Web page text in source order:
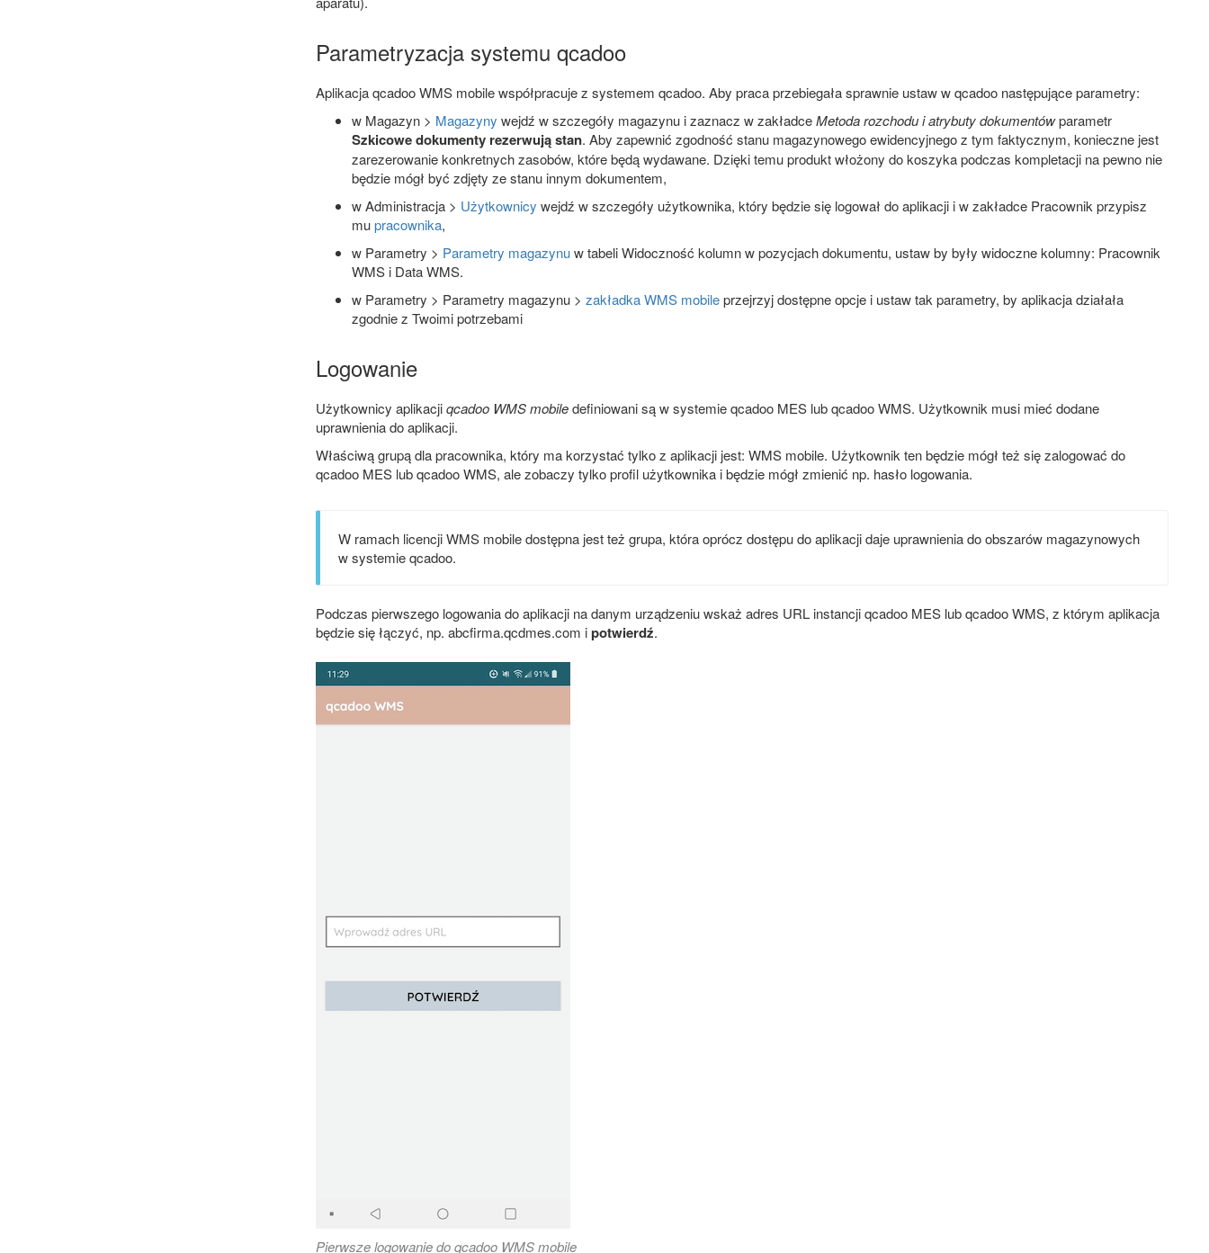
Parametryzacja systemu qcadoo
Aplikacja qcadoo WMS mobile współpracuje z systemem qcadoo. Aby praca przebiegała sprawnie ustaw w qcadoo następujące parametry:
w Magazyn > Magazyny wejdź w szczegóły magazynu i zaznacz w zakładceMetoda rozchodu i atrybuty dokumentówparametr
Szkicowe dokumenty rezerwują stan. Aby zapewnić zgodność stanu magazynowego ewidencyjnego z tym faktycznym, konieczne jest
zarezerowanie konkretnych zasobów, które będą wydawane. Dzięki temu produkt włożony do koszyka podczas kompletacji na pewno nie
będzie mógł być zdjęty ze stanu innym dokumentem,
w Administracja > Użytkownicy wejdź w szczegóły użytkownika, który będzie się logował do aplikacji i w zakładce Pracownik przypisz
mupracownika,
w Parametry > Parametry magazynuw tabeli Widoczność kolumn w pozycjach dokumentu, ustaw by były widoczne kolumny: Pracownik
WMS i Data WMS.
w Parametry > Parametry magazynu > zakładka WMS mobileprzejrzyj dostępne opcje i ustaw tak parametry, by aplikacja działała
zgodnie z Twoimi potrzebami
Logowanie
Użytkownicy aplikacjiqcadoo WMS mobiledefiniowani są w systemie qcadoo MES lub qcadoo WMS. Użytkownik musi mieć dodane
uprawnienia do aplikacji.
Właściwą grupą dla pracownika, który ma korzystać tylko z aplikacji jest: WMS mobile. Użytkownik ten będzie mógł też się zalogować do
qcadoo MES lub qcadoo WMS, ale zobaczy tylko profil użytkownika i będzie mógł zmienić np. hasło logowania.
W ramach licencji WMS mobile dostępna jest też grupa, która oprócz dostępu do aplikacji daje uprawnienia do obszarów magazynowych
w systemie qcadoo.
Podczas pierwszego logowania do aplikacji na danym urządzeniu wskaż adres URL instancji qcadoo MES lub qcadoo WMS, z którym aplikacja
będzie się łączyć, np. abcfirma.qcdmes.com ipotwierdź.
Pierwsze logowanie do qcadoo WMS mobile